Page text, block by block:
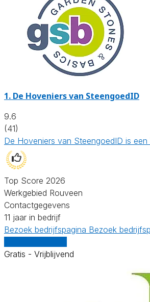
1. De Hoveniers van SteengoedID
9.6
(41)
De Hoveniers van SteengoedID is
Top Score 2026
Werkgebied Rouveen
Contactgegevens
11 jaar in bedrijf
Bezoek bedrijfspagina Bezoek
Gratis - Vrijblijvend